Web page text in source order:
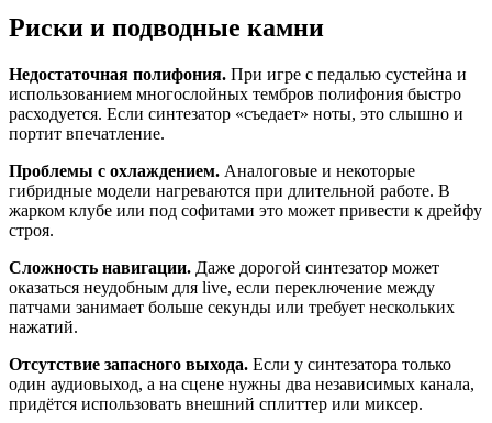
Риски и подводные камни
Недостаточная полифония. При игре с педалью сустейна и
использованием многослойных тембров полифония быстро
расходуется. Если синтезатор «съедает» ноты, это слышно и
портит впечатление.
Проблемы с охлаждением. Аналоговые и некоторые
гибридные модели нагреваются при длительной работе. В
жарком клубе или под софитами это может привести к дрейфу
строя.
Сложность навигации. Даже дорогой синтезатор может
оказаться неудобным для live, если переключение между
патчами занимает больше секунды или требует нескольких
нажатий.
Отсутствие запасного выхода. Если у синтезатора только
один аудиовыход, а на сцене нужны два независимых канала,
придётся использовать внешний сплиттер или миксер.